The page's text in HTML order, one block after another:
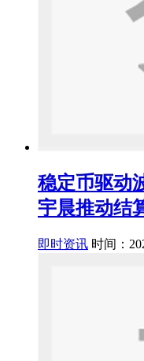
稳定币驱动
宇晨推动结
即时资讯 时间：